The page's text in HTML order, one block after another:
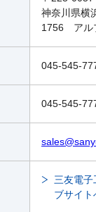
神奈川県横
1756　ア
045-545-
045-545-
三友電子
ブサイト